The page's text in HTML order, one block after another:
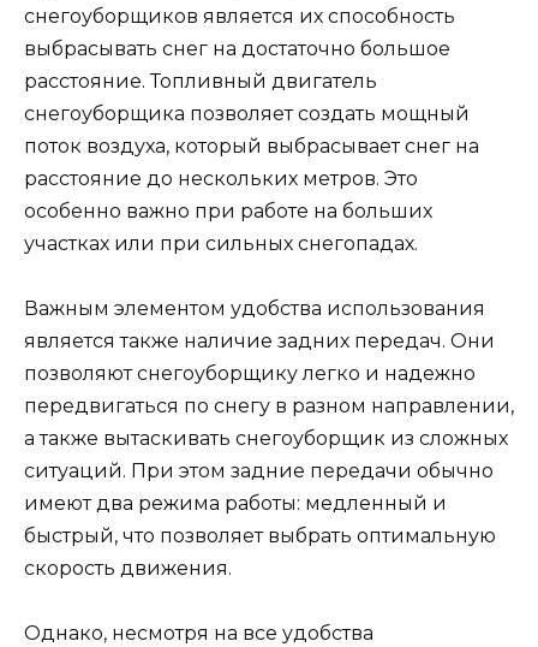
снегоуборщиков является их способность
выбрасывать снег на достаточно большое
расстояние. Топливный двигатель
снегоуборщика позволяет создать мощный
поток воздуха, который выбрасывает снег на
расстояние до нескольких метров. Это
особенно важно при работе на больших
участках или при сильных снегопадах.
Важным элементом удобства использования
является также наличие задних передач. Они
позволяют снегоуборщику легко и надежно
передвигаться по снегу в разном направлении,
а также вытаскивать снегоуборщик из сложных
ситуаций. При этом задние передачи обычно
имеют два режима работы: медленный и
быстрый, что позволяет выбрать оптимальную
скорость движения.
Однако, несмотря на все удобства